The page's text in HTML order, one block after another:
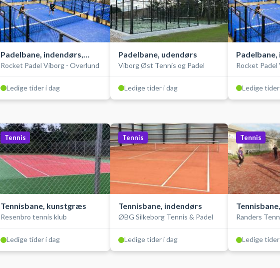
Padelbane, indendørs,
double
Rocket Padel Viborg - Overlund
Ledige tider i dag
Padelbane, udendørs
Viborg Øst Tennis og Padel
Ledige tider i dag
single
Rocket
Ledige
Tennis
Tennisbane, kunstgræs
Resenbro tennis klub
Ledige tider i dag
Tennis
Tennisbane, indendørs
ØBG Silkeborg Tennis & Padel
Ledige tider i dag
Tennis
Randers
Ledige